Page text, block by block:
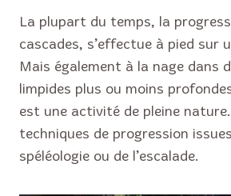
La plupart du temps, la
cascades, s’effectue à pied sur
Mais également à la nage dans
limpides plus ou moins
est une activité de pleine
techniques de progression
spéléologie ou de l’escalade.